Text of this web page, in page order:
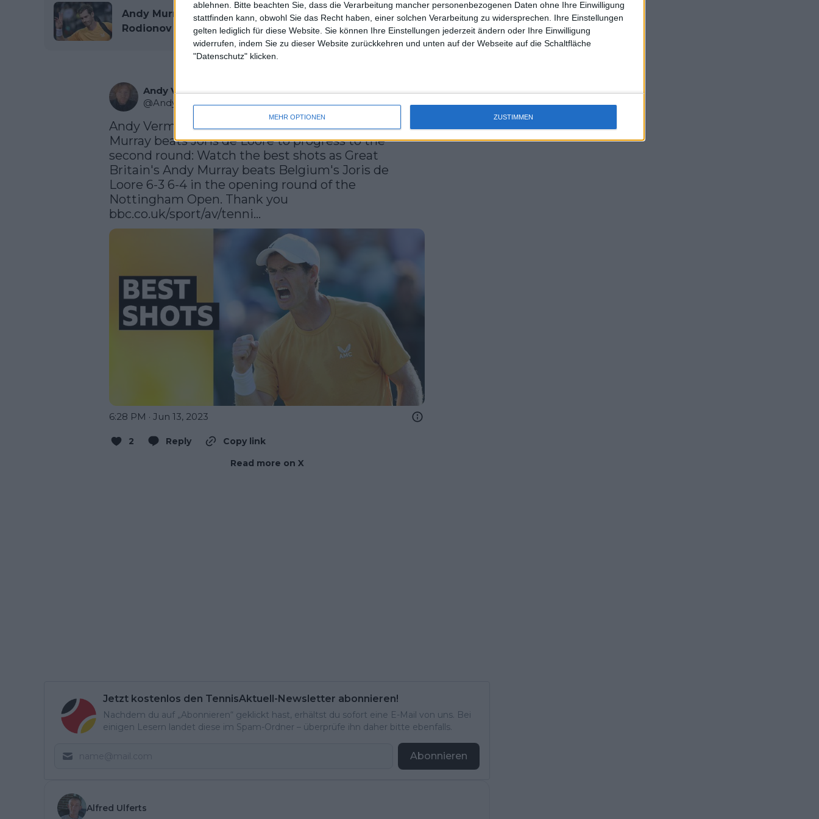
ablehnen. Bitte beachten Sie, dass die Verarbeitung mancher personenbezogenen Daten ohne Ihre Einwilligung
stattfinden kann, obwohl Sie das Recht haben, einer solchen Verarbeitung zu widersprechen. Ihre Einstellungen
gelten lediglich für diese Website. Sie können Ihre Einstellungen jederzeit ändern oder Ihre Einwilligung
widerrufen, indem Sie zu dieser Website zurückkehren und unten auf der Webseite auf die Schaltfläche
"Datenschutz" klicken.
MEHR OPTIONEN ZUSTIMMEN
Andy Murray gewinnt 2023 Surbiton-Challenger gegen Jurij
Rodionov
Andy Vermaut
@AndyVermaut · Follow
Andy Vermaut shares:Nottingham Open: Andy
Murray beats Joris de Loore to progress to the
second round: Watch the best shots as Great
Britain's Andy Murray beats Belgium's Joris de
Loore 6-3 6-4 in the opening round of the
bbc.co.uk/sport/av/tenni…
6:28 PM · Jun 13, 2023
2 Reply
Copy link
Read more on X
Jetzt kostenlos den TennisAktuell-Newsletter abonnieren!
Nachdem du auf „Abonnieren“ geklickt hast, erhältst du sofort eine E-Mail von uns. Bei
einigen Lesern landet diese im Spam-Ordner – überprüfe ihn daher bitte ebenfalls.
Abonnieren
Alfred Ulferts
uss J-L-Struff wahrscheinlich morge 3 Spiele absolvieren (2.
mal Einzel 1x Doppel) dank der hervorragenden Unterstützung
des Kommentators für F-A-A